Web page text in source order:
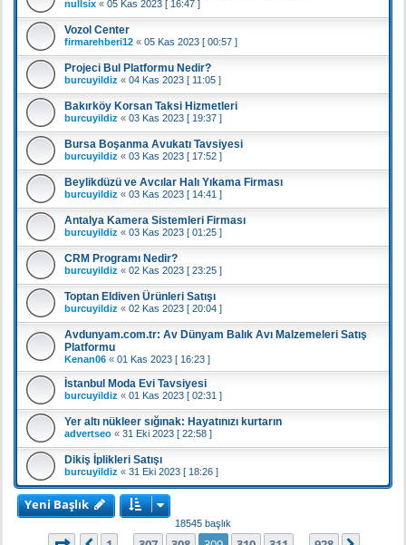
nullsix « 05 Kas 2023 [ 16:47 ]
Vozol Center
firmarehberi12 « 05 Kas 2023 [ 00:57 ]
Projeci Bul Platformu Nedir?
burcuyildiz « 04 Kas 2023 [ 11:05 ]
Bakırköy Korsan Taksi Hizmetleri
burcuyildiz « 03 Kas 2023 [ 19:37 ]
Bursa Boşanma Avukatı Tavsiyesi
burcuyildiz « 03 Kas 2023 [ 17:52 ]
Beylikdüzü ve Avcılar Halı Yıkama Firması
burcuyildiz « 03 Kas 2023 [ 14:41 ]
Antalya Kamera Sistemleri Firması
burcuyildiz « 03 Kas 2023 [ 01:25 ]
CRM Programı Nedir?
burcuyildiz « 02 Kas 2023 [ 23:25 ]
Toptan Eldiven Ürünleri Satışı
burcuyildiz « 02 Kas 2023 [ 20:04 ]
Avdunyam.com.tr: Av Dünyam Balık Avı Malzemeleri Satış
Platformu
Kenan06 « 01 Kas 2023 [ 16:23 ]
İstanbul Moda Evi Tavsiyesi
burcuyildiz « 01 Kas 2023 [ 02:31 ]
Yer altı nükleer sığınak: Hayatınızı kurtarın
advertseo « 31 Eki 2023 [ 22:58 ]
Dikiş İplikleri Satışı
burcuyildiz « 31 Eki 2023 [ 18:26 ]
Yeni Başlık
18545 başlık